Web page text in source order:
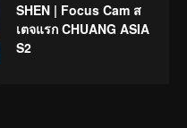
SHEN | Focus Cam ส
เตจแรก CHUANG ASIA
S2